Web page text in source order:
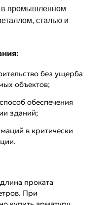
в промышленном
сталью и
без ущерба
объектов;
обеспечения
зданий;
в критически
проката
При